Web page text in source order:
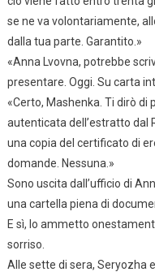
se ne va volontariamente,
dalla tua parte. Garantito.»
«Anna Lvovna, potrebbe
presentare. Oggi. Su carta
«Certo, Mashenka. Ti dirò di
autenticata dell’estratto dal
una copia del certificato di
domande. Nessuna.»
Sono uscita dall’ufficio di
una cartella piena di
E sì, lo ammetto
sorriso.
Alle sette di sera, Seryozha